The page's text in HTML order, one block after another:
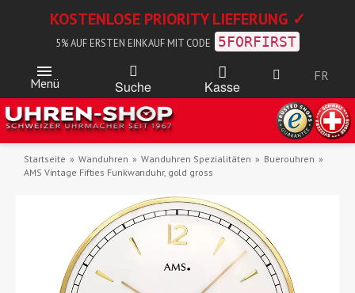
KOSTENLOSE PRIORITY LIEFERUNG ✓
5% AUF ERSTEN EINKAUF MIT CODE 5FORFIRST
Menü Suche Kasse
FR
Startseite Wanduhren Wanduhren Spezialitäten
Buerouhren
AMS Vintage Fifties Funkwanduhr, gold gross